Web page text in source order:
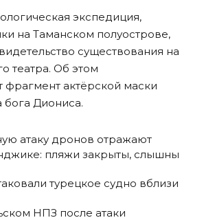
экспедиция,
на Таманском полуострове,
существования на
театра. Об этом
фрагмент актёрской маски
бога Диониса.
атаку дронов отражают
пляжи закрыты, слышны
турецкое судно вблизи
НПЗ после атаки